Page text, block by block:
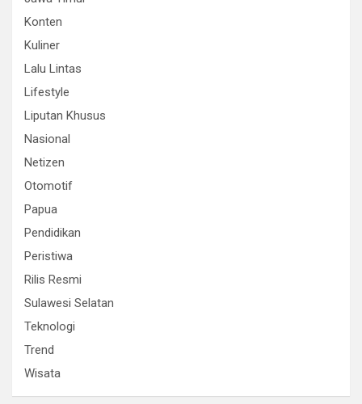
Konten
Kuliner
Lalu Lintas
Lifestyle
Liputan Khusus
Nasional
Netizen
Otomotif
Papua
Pendidikan
Peristiwa
Rilis Resmi
Sulawesi Selatan
Teknologi
Trend
Wisata